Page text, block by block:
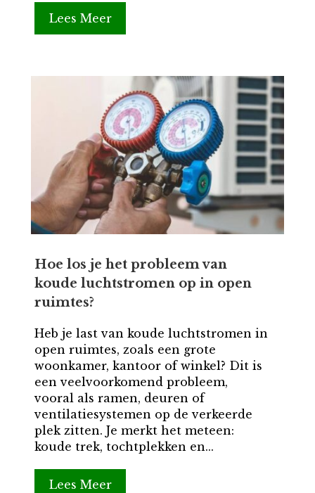
Lees Meer
Hoe los je het probleem van
koude luchtstromen op in open
ruimtes?
Heb je last van koude luchtstromen in
open ruimtes, zoals een grote
woonkamer, kantoor of winkel? Dit is
een veelvoorkomend probleem,
vooral als ramen, deuren of
ventilatiesystemen op de verkeerde
plek zitten. Je merkt het meteen:
koude trek, tochtplekken en...
Lees Meer